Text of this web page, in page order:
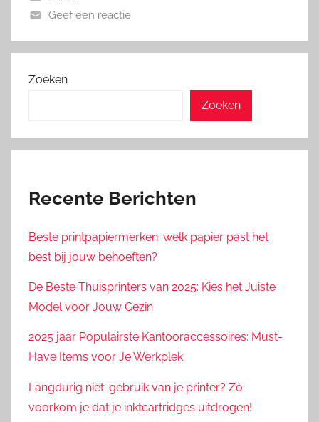
Geef een reactie
Zoeken
Zoeken
Recente Berichten
Beste printpapiermerken: welk papier past het
best bij jouw behoeften?
De Beste Thuisprinters van 2025: Kies het Juiste
Model voor Jouw Gezin
2025 jaar Populairste Kantooraccessoires: Must-
Have Items voor Je Werkplek
Langdurig niet-gebruik van je printer? Zo
voorkom je dat je inktcartridges uitdrogen!